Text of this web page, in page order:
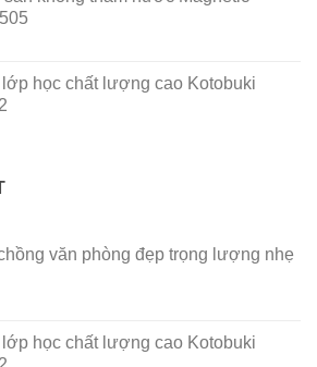
lớp học chất lượng cao Kotobuki
văn phòng đẹp trọng lượng nhẹ
lớp học chất lượng cao Kotobuki